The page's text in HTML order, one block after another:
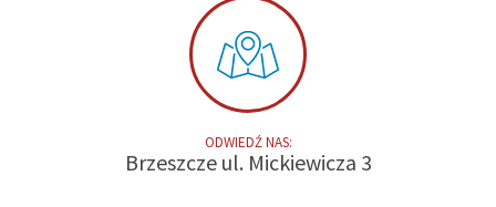
ODWIEDŹ NAS:
Brzeszcze ul. Mickiewicza 3